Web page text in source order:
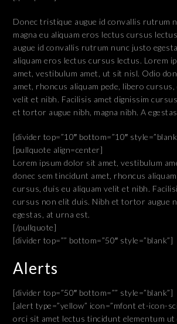
Donec tristique augue id convallis rutrum
magna eu aliquam eros lectus cursus
augue id convallis rutrum nunc justo
aliquam eros lectus cursus lectus. Lorem
amet, vestibulum amet, ut sit nisl. Odio
amet, rhoncus aliquam pede, libero cursus,
velit et nibh. Facilisis amet dignissim
et tortor augue nibh, magna nibh. A
[divider top=”10″ bottom=”10″
[pullquote align=center]
Lorem ipsum dolor sit amet, vestibulum
donec sem tincidunt amet, rhoncus
cursus, duis eu aliquam velit et nibh.
cursus non elit duis. Nibh et tortor augue
egestas, at urna est.
[/pullquote]
[divider top=”” bottom=”50″ style=”blank”]
Alerts
[divider top=”50″ bottom=”” style=”blank”]
[alert type=”yellow” icon=”mfont et-icon-
orci sit amet lectus tincidunt elementum ut